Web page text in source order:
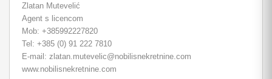
Zlatan Mutevelić
Agent s licencom
Mob: +385992227820
Tel: +385 (0) 91 222 7810
E-mail: zlatan.mutevelic@nobilisnekretnine.com
www.nobilisnekretnine.com